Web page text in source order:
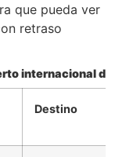
que pueda ver
retraso
internacional de
Destino